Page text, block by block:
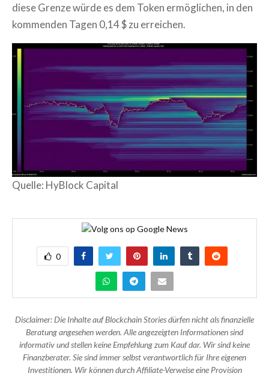
diese Grenze würde es dem Token ermöglichen, in den
kommenden Tagen 0,14 $ zu erreichen.
Quelle: HyBlock Capital
0
Disclaimer: Die Inhalte auf Blockchain Stories dürfen nicht als finanzielle
Beratung angesehen werden. Alle angezeigten Informationen sind
informativ und stellen keine Empfehlung zum Kauf dar. Wir sind keine
Finanzberater. Sie sind immer selbst verantwortlich für Ihre eigenen
Investitionen. Wir können durch Affiliate-Verweise eine Provision